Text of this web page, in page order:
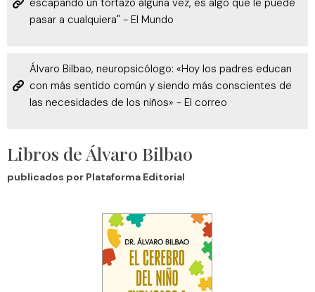
información sobre el uso que haga del sitio web con
que les haya proporcionado o que hayan recopilado a
partir del uso que haya hecho de sus servicios.
pasar a cualquiera" - El Mundo
Álvaro Bilbao, neuropsicólogo: «Hoy los padres educan
con más sentido común y siendo más conscientes de
las necesidades de los niños» - El correo
Libros de Álvaro Bilbao
publicados por Plataforma Editorial